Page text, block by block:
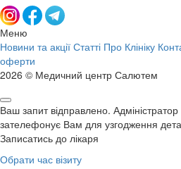
Меню
Новини та акції Статті Про Клініку
оферти
2026 © Медичний центр Салютем
Ваш запит відправлено.
зателефонує Вам для узгодження
Записатись до лікаря
Обрати час візиту